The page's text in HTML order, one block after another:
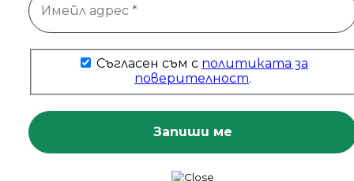
Съгласен съм с политиката за
поверителност.